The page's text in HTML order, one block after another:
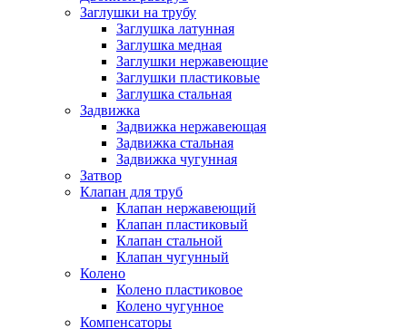
Заглушки на трубу
Заглушка латунная
Заглушка медная
Заглушки нержавеющие
Заглушки пластиковые
Заглушка стальная
Задвижка
Задвижка нержавеющая
Задвижка стальная
Задвижка чугунная
Затвор
Клапан для труб
Клапан нержавеющий
Клапан пластиковый
Клапан стальной
Клапан чугунный
Колено
Колено пластиковое
Колено чугунное
Компенсаторы